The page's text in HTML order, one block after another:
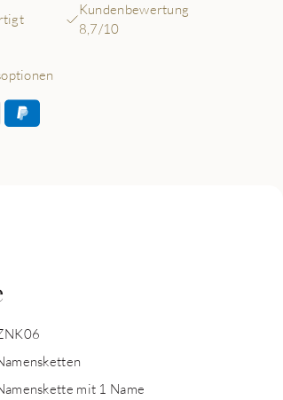
Kundenbewertung
8,7/10
mit 1 Name